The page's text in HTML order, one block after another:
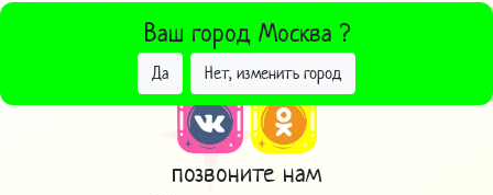
Ваш город Москва ?
Да Нет, изменить город
ВЫБРАТЬ ДРУГОЙ ГОРОД
позвоните нам